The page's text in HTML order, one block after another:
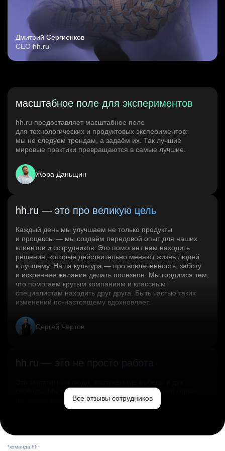
Дмитрий Сергиенков
CEO hh.ru
масштабное поле для экспериментов
hh.ru предоставляет масштабное поле
для технологических и продуктовых экспериментов:
мы не следуем трендам, а задаём их. Так лучшие
мировые практики превращаются в самые лучшие.
Жора Даньщин
hh.ru — это про великую цель
Каждый день мы улучшаем не только продукты
и процессы — мы создаём передовой опыт для наших
клиентов и сотрудников. Это помогает нам находить
решения, которые действительно меняют жизнь людей
к лучшему. Наша культура — про вовлечённость, заботу
и искреннее желание делать полезное. Мы гордимся тем,
что помогаем крутым компаниям и классным
специалистам находить друг друга. Быть частью таких
изменений по‑настоящему вдохновляет.
Сергей Чертов
hh.ru — это не просто работа
свободы. Мы помогаем миру и создаём лучший сервис
по поиску работы в стране.Все отзывы сотрудников
*команда hh